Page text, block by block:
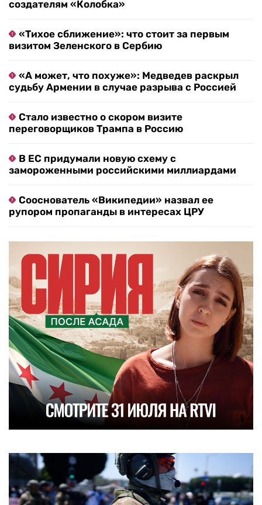
создателям «Колобка»
«Тихое сближение»: что стоит за первым
визитом Зеленского в Сербию
«А может, что похуже»: Медведев раскрыл
судьбу Армении в случае разрыва с Россией
Стало известно о скором визите
переговорщиков Трампа в Россию
В ЕС придумали новую схему с
замороженными российскими миллиардами
Сооснователь «Википедии» назвал ее
рупором пропаганды в интересах ЦРУ